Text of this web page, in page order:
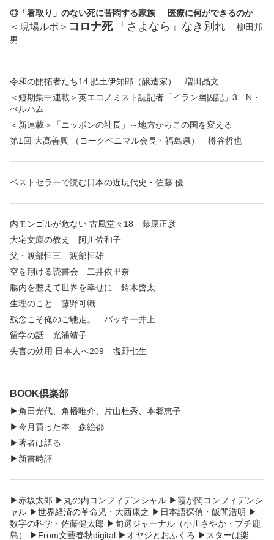
◎「看取り」のない死に苦悶する家族──医療に何ができるのか
＜現場ルポ＞ コロナ死 「さよなら」なき別れ
柳田邦
男
令和の開拓者たち14 肥土伊知郎（醸造家） 増田晶文
＜短期集中連載＞英エコノミスト誌記者「イラン幽囚記」3 N・
ぺルハム
＜新連載＞「ニッポンの社長」～地方からこの国を変える
第1回 大髙善興 （ヨークベニマル会長・福島県） 樽谷哲也
ベストセラーで読む日本の近現代史・佐藤 優
内モンゴルが危ない 古風堂々18 藤原正彦
大宅文庫の教え 阿川佐和子
父・渡部恒三 渡部恒雄
空を翔ける読書会 二井依里奈
腸内を整えて世界を幸せに 鈴木啓太
生理のこと 藤野可織
残念こそ俺のご馳走。 バッキー井上
留学の話 光浦靖子
失言の効用 日本人へ209 塩野七生
BOOK倶楽部
▶︎角田光代、角幡唯介、片山杜秀、本郷恵子
▶︎今月買った本 森絵都
▶︎著者は語る
▶︎新書時評
▶︎赤坂太郎 ▶︎丸の内コンフィデンシャル ▶︎霞が関コンフィデンシ
ャル ▶︎世界経済の革命児・大西康之 ▶︎日本語探偵・飯間浩明 ▶︎
数字の科学・佐藤健太郎 ▶︎旬選ジャーナル（小川さやか・プチ鹿
島） ▶︎From文藝春秋digital ▶︎オヤジとおふくろ ▶︎スターは楽